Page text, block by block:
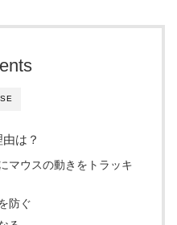
は？
マウスの動きをトラッキ
防ぐ